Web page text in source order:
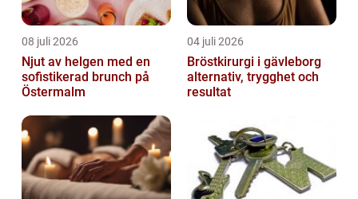
08 juli 2026
Njut av helgen med en
sofistikerad brunch på
Östermalm
04 juli 2026
Bröstkirurgi i gävleborg
alternativ, trygghet och
resultat